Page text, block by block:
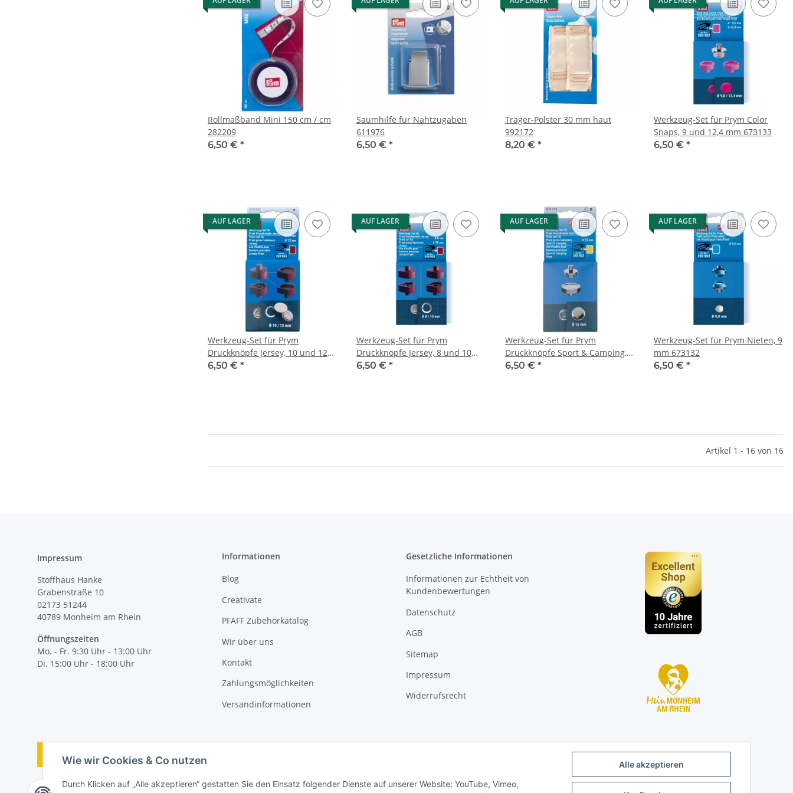
Alle akzeptieren
Wie wir Cookies & Co nutzen
Durch Klicken auf „Alle akzeptieren“ gestatten Sie den Einsatz folgender Dienste auf unserer Website: YouTube, Vimeo,
Rollmaßband Mini 150 cm / cm
282209
6,50 € *
Saumhilfe für Nahtzugaben
611976
6,50 € *
Träger-Polster 30 mm haut
992172
8,20 € *
Werkzeug-Set für Prym Color
Snaps, 9 und 12,4 mm 673133
6,50 € *
AUF LAGER
Werkzeug-Set für Prym
Druckknöpfe Jersey, 10 und 12
mm 673142
6,50 € *
AUF LAGER
Werkzeug-Set für Prym
Druckknöpfe Jersey, 8 und 10
mm 673134
6,50 € *
AUF LAGER
Werkzeug-Set für Prym
Druckknöpfe Sport & Camping,
15 mm 673135
6,50 € *
AUF LAGER
Werkzeug-Set für Prym Nieten, 9
mm 673132
6,50 € *
Artikel 1 - 16 von 16
Impressum
Stoffhaus Hanke
Grabenstraße 10
02173 51244
40789 Monheim am Rhein
Öffnungszeiten
Mo. - Fr. 9:30 Uhr - 13:00 Uhr
Di. 15:00 Uhr - 18:00 Uhr
Informationen
Blog
Creativate
PFAFF Zubehörkatalog
Wir über uns
Kontakt
Zahlungsmöglichkeiten
Versandinformationen
Gesetzliche Informationen
Informationen zur Echtheit von
Kundenbewertungen
Datenschutz
AGB
Sitemap
Impressum
Widerrufsrecht
Vertrag widerrufen